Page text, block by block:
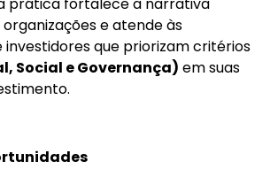
e atende às
que priorizam critérios
Social e Governança) em suas